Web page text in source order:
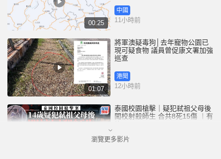
00:25
中國
11小時前
01:07
將軍澳疑毒狗│去年寵物公園已
現可疑食物 議員曾促康文署加強
巡查
港聞
12小時前
泰國校園槍擊｜疑犯弒祖父母後
闖校射殺師生 合共8死15傷 ︱有
國際
瀏覽更多影片